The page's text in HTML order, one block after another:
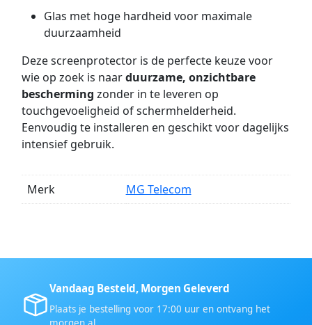
Glas met hoge hardheid voor maximale
duurzaamheid
Deze screenprotector is de perfecte keuze voor
wie op zoek is naarduurzame, onzichtbare
bescherming zonder in te leveren op
touchgevoeligheid of schermhelderheid.
Eenvoudig te installeren en geschikt voor dagelijks
intensief gebruik.
Merk MG Telecom
Vandaag Besteld, Morgen Geleverd
Plaats je bestelling voor 17:00 uur en ontvang het